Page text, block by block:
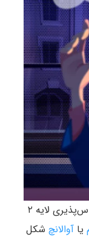
لایه ۱ و راه‌حل‌های مقیاس‌پذیری لایه ۲
یا آوالانچ شکل